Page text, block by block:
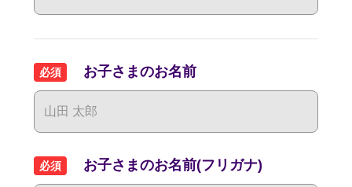
必須 お子さまのお名前
必須 お子さまのお名前(フリガナ)